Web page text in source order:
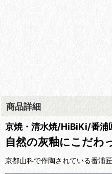
商品詳細
京焼・清水焼/HiBiKi/番
自然の灰釉にこだわ
京都山科で作陶されている番浦